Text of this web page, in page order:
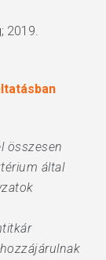
2019.
összesen
által